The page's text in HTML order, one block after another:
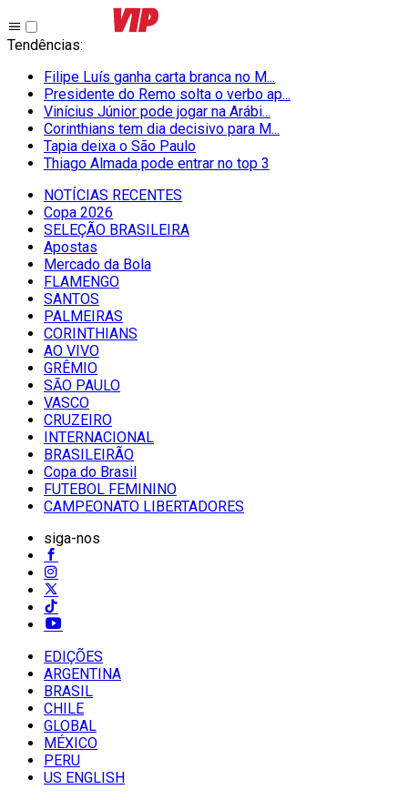
Tendências:
Filipe Luís ganha carta branca no M...
Presidente do Remo solta o verbo ap...
Vinícius Júnior pode jogar na Arábi...
Corinthians tem dia decisivo para M...
Tapia deixa o São Paulo
Thiago Almada pode entrar no top 3
NOTÍCIAS RECENTES
Copa 2026
SELEÇÃO BRASILEIRA
Apostas
Mercado da Bola
FLAMENGO
SANTOS
PALMEIRAS
CORINTHIANS
AO VIVO
GRÊMIO
SĀO PAULO
VASCO
CRUZEIRO
INTERNACIONAL
BRASILEIRÃO
Copa do Brasil
FUTEBOL FEMININO
CAMPEONATO LIBERTADORES
siga-nos
EDIÇÕES
ARGENTINA
BRASIL
CHILE
GLOBAL
MÉXICO
PERU
US ENGLISH